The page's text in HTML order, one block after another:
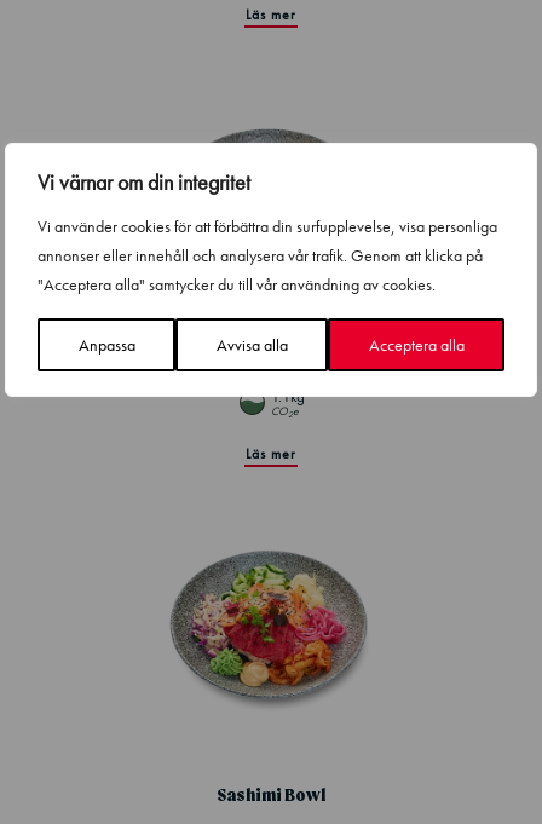
Vi värnar om din integritet
Vi använder cookies för att förbättra din surfupplevelse, visa personliga
annonser eller innehåll och analysera vår trafik. Genom att klicka på
"Acceptera alla" samtycker du till vår användning av cookies.
Anpassa Avvisa alla Acceptera alla
Läs mer
Flamed Salmon Bowl
1.1kg
CO2e
Läs mer
Sashimi Bowl